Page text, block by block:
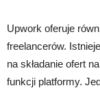
Upwork oferuje
freelancerów.
na składanie ofert
funkcji platformy.